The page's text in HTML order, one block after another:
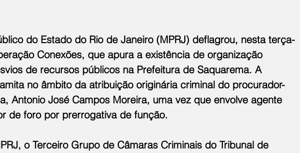
do Estado do Rio de Janeiro (MPRJ) deflagrou, nesta terça-
Conexões, que apura a existência de organização
de recursos públicos na Prefeitura de Saquarema. A
no âmbito da atribuição originária criminal do procurador-
Antonio José Campos Moreira, uma vez que envolve agente
de foro por prerrogativa de função.
o Terceiro Grupo de Câmaras Criminais do Tribunal de